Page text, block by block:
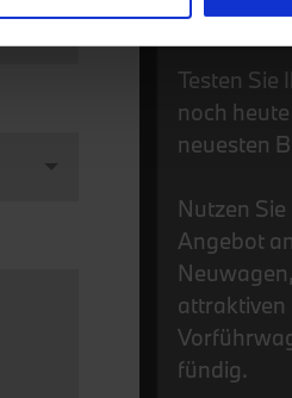
Testen Sie
noch
neuesten
Nutzen
Angebot
attraktiven
fündig.